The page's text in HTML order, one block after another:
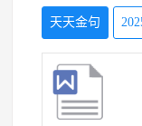
天天金句